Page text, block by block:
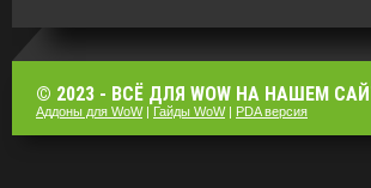
© 2023 - ВСЁ ДЛЯ WOW НА НАШЕМ
Аддоны для WoW| Гайды WoW| PDA версия